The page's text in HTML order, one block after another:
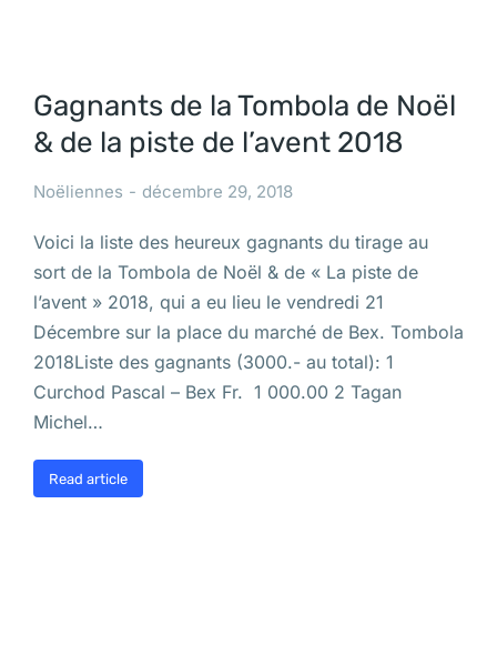
Gagnants de la Tombola de Noël
& de la piste de l’avent 2018
Noëliennes décembre 29, 2018
Voici la liste des heureux gagnants du tirage au
sort de la Tombola de Noël & de « La piste de
l’avent » 2018, qui a eu lieu le vendredi 21
Décembre sur la place du marché de Bex. Tombola
2018Liste des gagnants (3000.- au total): 1
Curchod Pascal – Bex Fr. 1 000.00 2 Tagan
Michel…
Read article